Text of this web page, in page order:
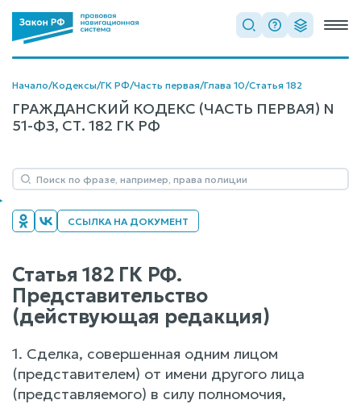
Начало/Кодексы/ГК РФ/Часть первая/Глава 10/Статья 182
ГРАЖДАНСКИЙ КОДЕКС (ЧАСТЬ ПЕРВАЯ) N
51-ФЗ, СТ. 182 ГК РФ
ССЫЛКА НА ДОКУМЕНТ
Статья 182 ГК РФ.
Представительство
(действующая редакция)
1. Сделка, совершенная одним лицом
(представителем) от имени другого лица
(представляемого) в силу полномочия,